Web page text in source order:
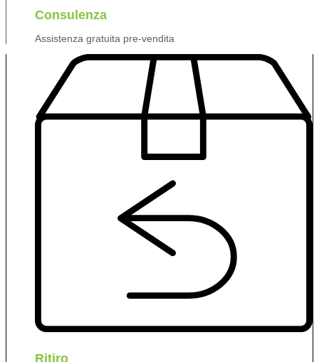
Consulenza
Assistenza gratuita pre-vendita
Ritiro